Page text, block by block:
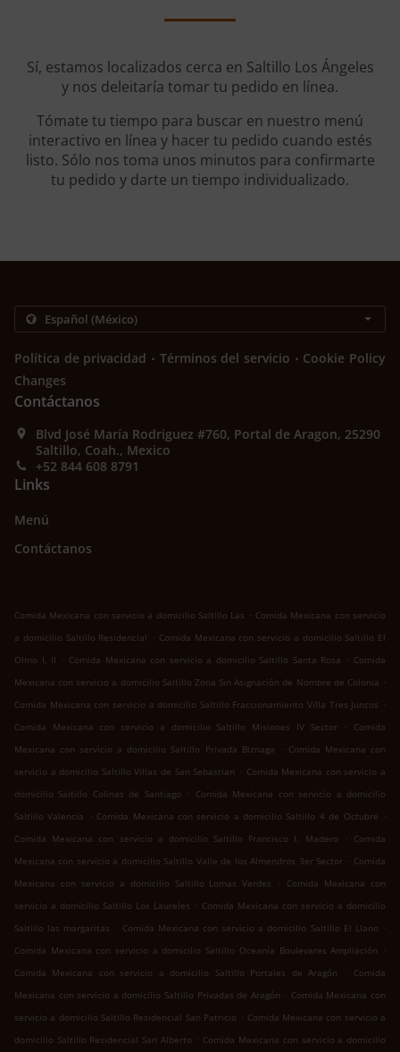
Sí, estamos localizados cerca en Saltillo Los Ángeles
y nos deleitaría tomar tu pedido en línea.
Tómate tu tiempo para buscar en nuestro menú
interactivo en línea y hacer tu pedido cuando estés
listo. Sólo nos toma unos minutos para confirmarte
tu pedido y darte un tiempo individualizado.
Política de privacidad . Términos del servicio . Cookie Policy
Changes
Contáctanos
Blvd José María Rodriguez #760, Portal de Aragon, 25290
Saltillo, Coah., Mexico
+52 844 608 8791
Links
Menú
Contáctanos
Comida Mexicana con servicio a domicilio Saltillo Las . Comida Mexicana con servicio
a domicilio Saltillo Residencial . Comida Mexicana con servicio a domicilio Saltillo El
Olmo I, II
. Comida Mexicana con servicio a domicilio Saltillo Santa Rosa . Comida
Mexicana con servicio a domicilio Saltillo Zona Sin Asignación de Nombre de Colonia .
Comida Mexicana con servicio a domicilio Saltillo Fraccionamiento Villa Tres Juncos .
Comida Mexicana con servicio a domicilio Saltillo Misiones IV Sector
.
Comida
Mexicana con servicio a domicilio Saltillo Privada Biznaga
. Comida Mexicana con
servicio a domicilio Saltillo Villas de San Sebastian . Comida Mexicana con servicio a
domicilio Saltillo Colinas de Santiago
. Comida Mexicana con servicio a domicilio
Saltillo Valencia
. Comida Mexicana con servicio a domicilio Saltillo 4 de Octubre .
Comida Mexicana con servicio a domicilio Saltillo Francisco I. Madero
. Comida
Mexicana con servicio a domicilio Saltillo Valle de los Almendros 3er Sector . Comida
Mexicana con servicio a domicilio Saltillo Lomas Verdes
. Comida Mexicana con
servicio a domicilio Saltillo Los Laureles . Comida Mexicana con servicio a domicilio
Saltillo las margaritas . Comida Mexicana con servicio a domicilio Saltillo El Llano .
Comida Mexicana con servicio a domicilio Saltillo Oceanía Boulevares Ampliación
.
Comida Mexicana con servicio a domicilio Saltillo Portales de Aragón
. Comida
Mexicana con servicio a domicilio Saltillo Privadas de Aragón . Comida Mexicana con
servicio a domicilio Saltillo Residencial San Patricio . Comida Mexicana con servicio a
domicilio Saltillo Residencial San Alberto . Comida Mexicana con servicio a domicilio